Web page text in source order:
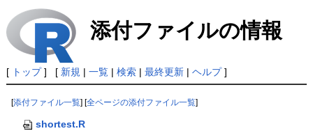
添付ファイルの情報
[ トップ] [ 新規 | 一覧| 検索| 最終更新| ヘルプ]
[添付ファイル一覧 ] [全ページの添付ファイル一覧
shortest.R